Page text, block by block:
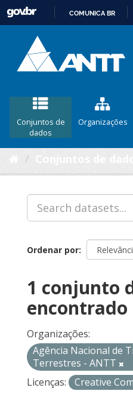
COMUNICA BR
Conjuntos de
dados
Organizações
Ordenar por
1 conjunto
encontrado
Organizações:
Agência Nacional de
Terrestres - ANTT
Licenças:
Creative